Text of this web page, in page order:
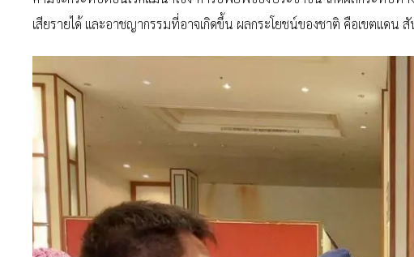
เสียรายได้ และอาชญากรรมที่อาจเกิดขึ้น ผลกระโยชน์ของชาติ คือเขตแดน